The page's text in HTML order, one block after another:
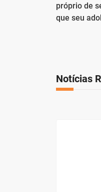
próprio de
que seu
Notícias